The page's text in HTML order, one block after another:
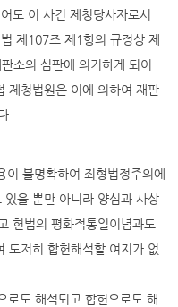
도 이 사건 제청당사자로서
제107조 제1항의 규정상 제
소의 심판에 의거하게 되어
제청법원은 이에 의하여 재판
불명확하여 죄형법정주의에
있을 뿐만 아니라 양심과 사상
헌법의 평화적통일이념과도
도저히 합헌해석할 여지가 없
로도 해석되고 합헌으로도 해